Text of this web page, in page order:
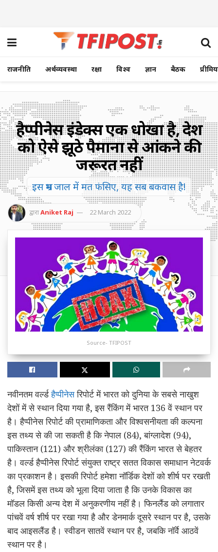
राजनीति अर्थव्यवस्था रक्षा विश्व ज्ञान बैठक
हैप्पीनेस इंडेक्स एक धोखा है, देश
को ऐसे झूठे पैमानों से आंकने की
जरूरत नहीं
इस भ्रम जाल में मत फंसिए, यह सब बकवास है!
द्वाराAniket Raj 22 March 2022
Source- TFIPOST
नवीनतम वर्ल्डहैप्पीनेसरिपोर्ट में भारत को दुनिया के सबसे नाखुश
देशों में से स्थान दिया गया है, इस रैंकिंग में भारत 136 वें स्थान पर
है। हैप्पीनेस रिपोर्ट की प्रामाणिकता और विश्वसनीयता की कल्पना
इस तथ्य से की जा सकती है कि नेपाल (84), बांग्लादेश (94),
पाकिस्तान (121) और श्रीलंका (127) की रैंकिंग भारत से बेहतर
है। वर्ल्ड हैप्पीनेस रिपोर्ट संयुक्त राष्ट्र सतत विकास समाधान नेटवर्क
का प्रकाशन है। इसकी रिपोर्ट हमेशा नॉर्डिक देशों को शीर्ष पर रखती
है, जिसमें इस तथ्य को भूला दिया जाता है कि उनके विकास का
मॉडल किसी अन्य देश में अनुकरणीय नहीं है। फिनलैंड को लगातार
पांचवें वर्ष शीर्ष पर रखा गया है और डेनमार्क दूसरे स्थान पर है, उसके
बाद आइसलैंड है। स्वीडन सातवें स्थान पर है, जबकि नॉर्वे आठवें
स्थान पर है।